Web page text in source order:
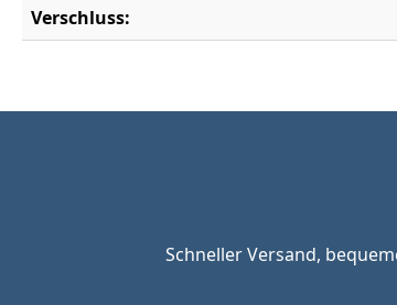
Verschluss:
Schneller Versand,